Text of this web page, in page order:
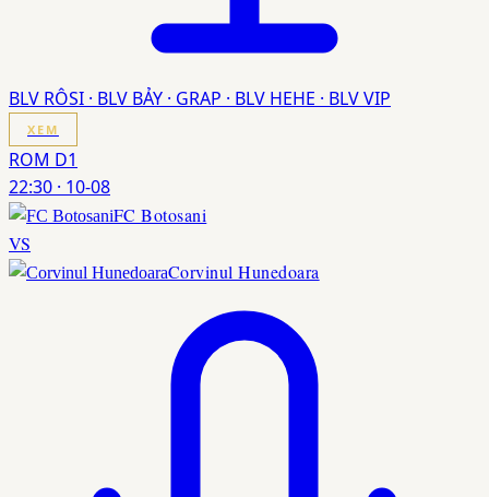
BLV RÔSI · BLV BẢY · GRAP · BLV HEHE · BLV VIP
XEM
ROM D1
22:30 · 10-08
FC Botosani
VS
Corvinul Hunedoara